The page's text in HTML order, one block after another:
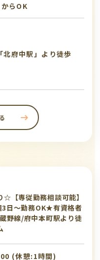
らOK
府中駅」より徒歩
【専従勤務相談可能】
日～勤務OK★有資格者
野線/府中本町駅より徒
(休憩:1時間)